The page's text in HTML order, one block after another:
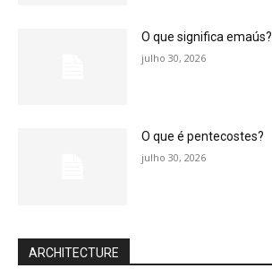
O que significa emaús?
julho 30, 2026
O que é pentecostes?
julho 30, 2026
ARCHITECTURE